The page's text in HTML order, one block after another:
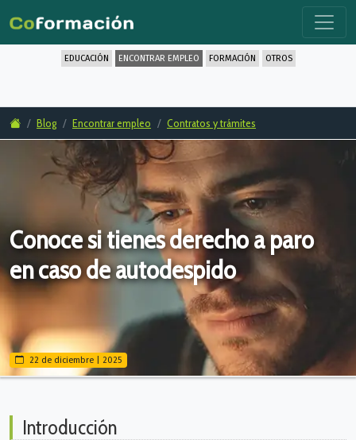
EDUCACIÓN ENCONTRAR EMPLEO FORMACIÓN OTROS
Blog Encontrar empleo Contratos y trámites
Conoce si tienes derecho a paro
en caso de autodespido
22 de diciembre | 2025
Introducción